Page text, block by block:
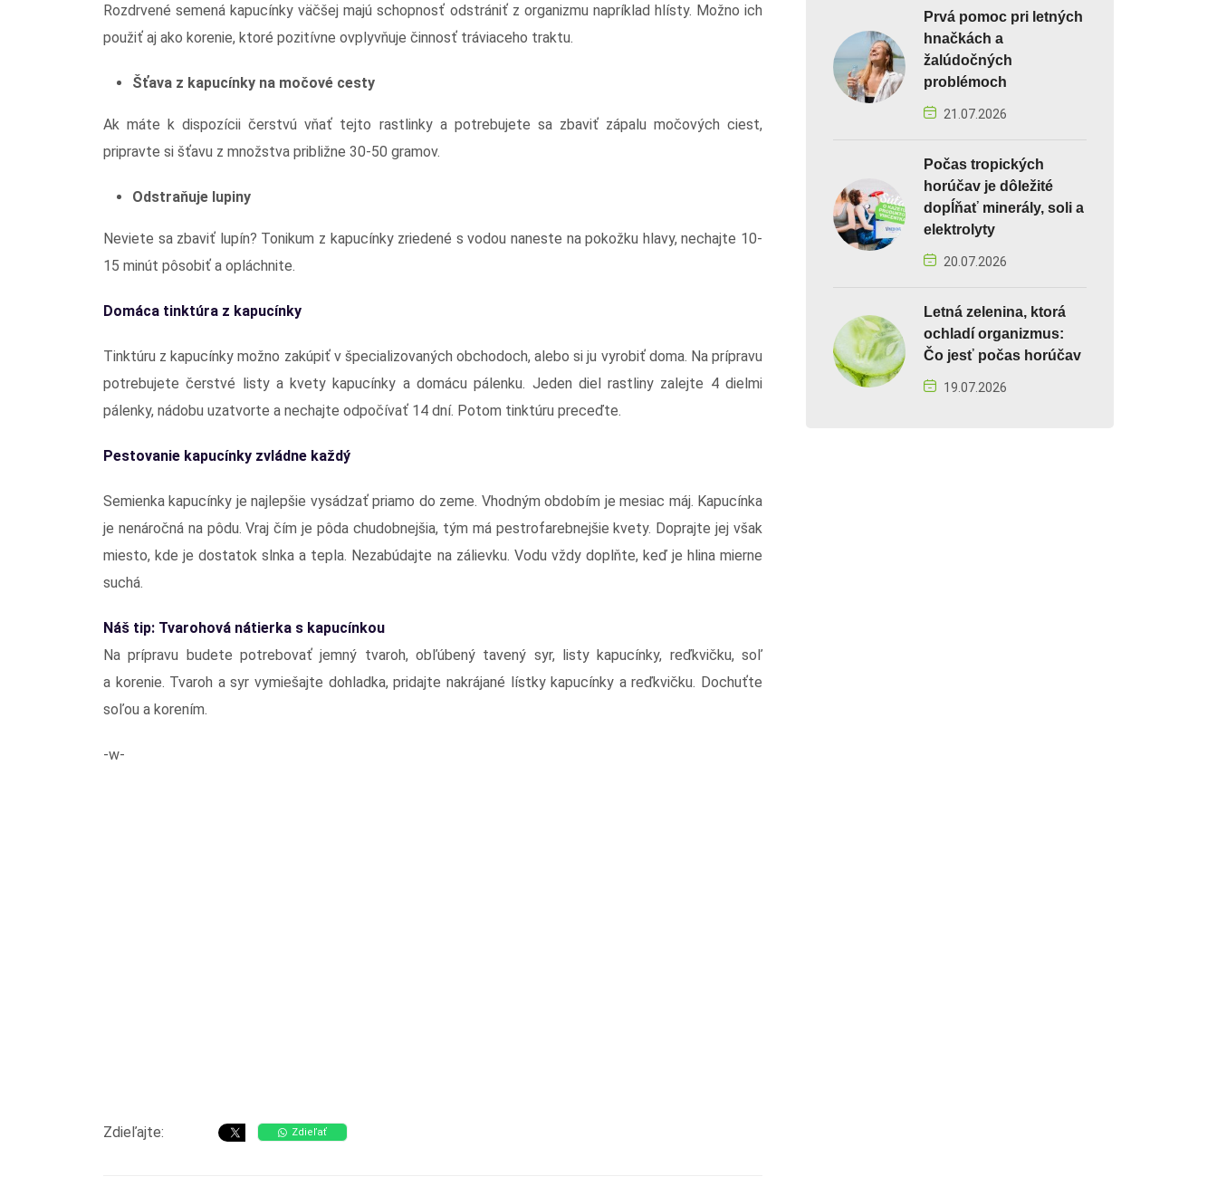
Rozdrvené semená kapucínky väčšej majú schopnosť odstrániť z organizmu napríklad hlísty. Možno ich
použiť aj ako korenie, ktoré pozitívne ovplyvňuje činnosť tráviaceho traktu.
Šťava z kapucínky na močové cesty
Ak máte k dispozícii čerstvú vňať tejto rastlinky a potrebujete sa zbaviť zápalu močových ciest,
pripravte si šťavu z množstva približne 30-50 gramov.
Odstraňuje lupiny
Neviete sa zbaviť lupín? Tonikum z kapucínky zriedené s vodou naneste na pokožku hlavy, nechajte 10-
15 minút pôsobiť a opláchnite.
Domáca tinktúra z kapucínky
Tinktúru z kapucínky možno zakúpiť v špecializovaných obchodoch, alebo si ju vyrobiť doma. Na prípravu
potrebujete čerstvé listy a kvety kapucínky a domácu pálenku. Jeden diel rastliny zalejte 4 dielmi
pálenky, nádobu uzatvorte a nechajte odpočívať 14 dní. Potom tinktúru preceďte.
Pestovanie kapucínky zvládne každý
Semienka kapucínky je najlepšie vysádzať priamo do zeme. Vhodným obdobím je mesiac máj. Kapucínka
je nenáročná na pôdu. Vraj čím je pôda chudobnejšia, tým má pestrofarebnejšie kvety. Doprajte jej však
miesto, kde je dostatok slnka a tepla. Nezabúdajte na zálievku. Vodu vždy doplňte, keď je hlina mierne
suchá.
Náš tip: Tvarohová nátierka s kapucínkou
Na prípravu budete potrebovať jemný tvaroh, obľúbený tavený syr, listy kapucínky, reďkvičku, soľ
a korenie. Tvaroh a syr vymiešajte dohladka, pridajte nakrájané lístky kapucínky a reďkvičku. Dochuťte
soľou a korením.
-w-
Zdieľajte: Zdieľať
Prvá pomoc pri letných
hnačkách a
žalúdočných
problémoch
21.07.2026
Počas tropických
horúčav je dôležité
dopĺňať minerály, soli a
elektrolyty
20.07.2026
Letná zelenina, ktorá
ochladí organizmus:
Čo jesť počas horúčav
19.07.2026